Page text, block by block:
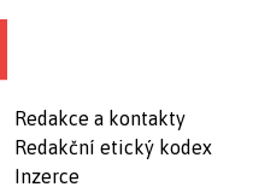
Redakce a kontakty
Redakční etický kodex
Inzerce